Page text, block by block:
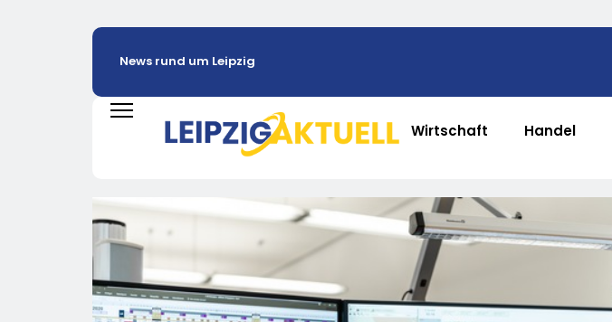
News rund um Leipzig
Wirtschaft Handel